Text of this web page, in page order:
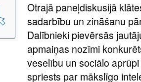
Otrajā paneļdiskusijā
sadarbību un zināšanu
Dalībnieki pievērsās
apmaiņas nozīmi
veselību un sociālo
spriests par mākslīgo